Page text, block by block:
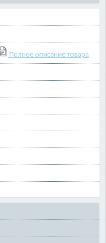
Полное описание товара